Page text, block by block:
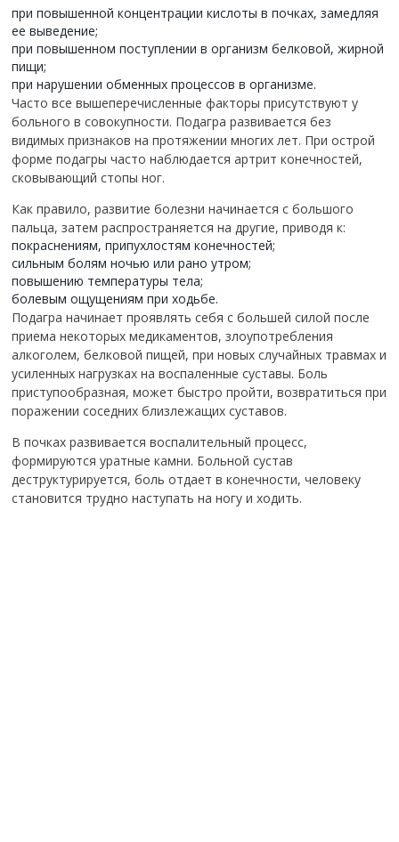
при повышенной концентрации кислоты в почках, замедляя
ее выведение;
при повышенном поступлении в организм белковой, жирной
пищи;
при нарушении обменных процессов в организме.
Часто все вышеперечисленные факторы присутствуют у
больного в совокупности. Подагра развивается без
видимых признаков на протяжении многих лет. При острой
форме подагры часто наблюдается артрит конечностей,
сковывающий стопы ног.
Как правило, развитие болезни начинается с большого
пальца, затем распространяется на другие, приводя к:
покраснениям, припухлостям конечностей;
сильным болям ночью или рано утром;
повышению температуры тела;
болевым ощущениям при ходьбе.
Подагра начинает проявлять себя с большей силой после
приема некоторых медикаментов, злоупотребления
алкоголем, белковой пищей, при новых случайных травмах и
усиленных нагрузках на воспаленные суставы. Боль
приступообразная, может быстро пройти, возвратиться при
поражении соседних близлежащих суставов.
В почках развивается воспалительный процесс,
формируются уратные камни. Больной сустав
деструктурируется, боль отдает в конечности, человеку
становится трудно наступать на ногу и ходить.